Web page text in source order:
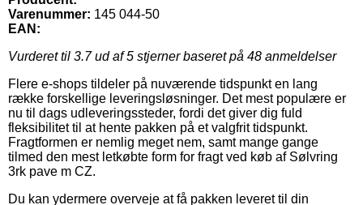
Varenummer: 145 044-50
EAN:
Vurderet til 3.7ud af 5 stjerner baseret på 48 anmeldelser
Flere e-shops tildeler på nuværende tidspunkt en lang
række forskellige leveringsløsninger. Det mest populære er
nu til dags udleveringssteder, fordi det giver dig fuld
fleksibilitet til at hente pakken på et valgfrit tidspunkt.
Fragtformen er nemlig meget nem, samt mange gange
tilmed den mest letkøbte form for fragt ved køb af Sølvring
3rk pave m CZ.
Du kan ydermere overveje at få pakken leveret til din